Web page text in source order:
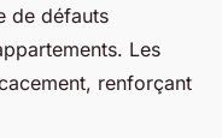
de défauts
Les
renforçant